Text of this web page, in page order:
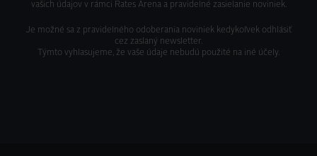
vašich údajov v rámci Rates Arena a pravidelné zasielanie noviniek.
Je možné sa z pravidelného odoberania noviniek kedykoľvek odhlásiť
cez zaslaný newsletter.
Týmto vyhlasujeme, že vaše údaje nebudú použité na iné účely.